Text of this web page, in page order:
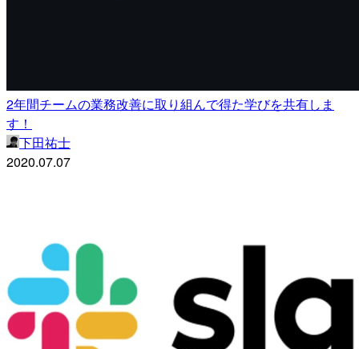
2年間チームの業務改善に取り組んで得た学びを共有しま
す！
下田祐士
2020.07.07